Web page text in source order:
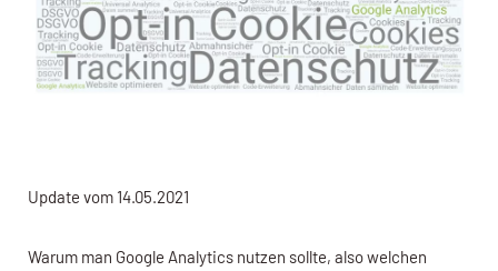
Update vom 14.05.2021
Warum man Google Analytics nutzen sollte, also welchen